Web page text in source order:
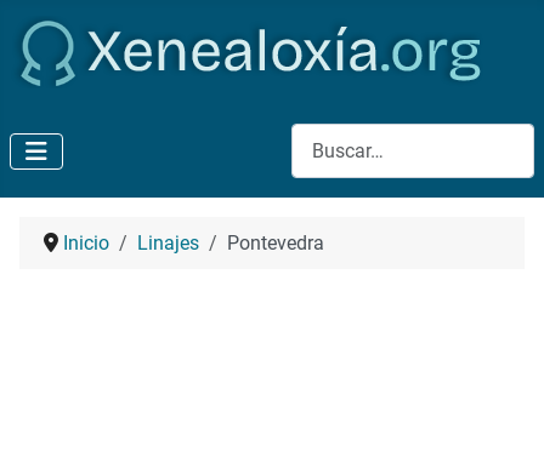
Buscar
Inicio Linajes Pontevedra